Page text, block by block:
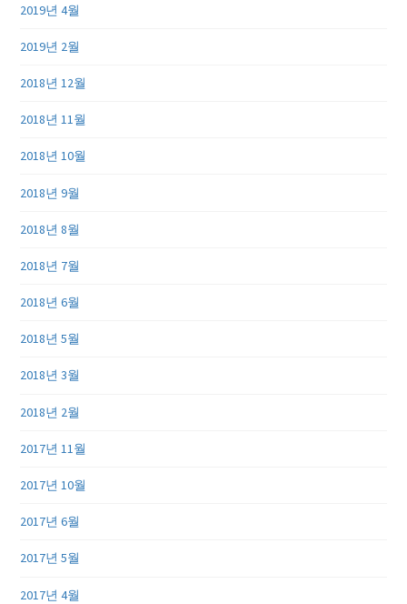
2019년 4월
2019년 2월
2018년 12월
2018년 11월
2018년 10월
2018년 9월
2018년 8월
2018년 7월
2018년 6월
2018년 5월
2018년 3월
2018년 2월
2017년 11월
2017년 10월
2017년 6월
2017년 5월
2017년 4월